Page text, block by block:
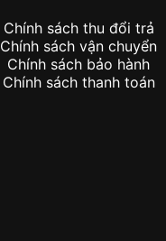
Chính sách thu đổi trả
Chính sách vận chuyển
Chính sách bảo hành
Chính sách thanh toán